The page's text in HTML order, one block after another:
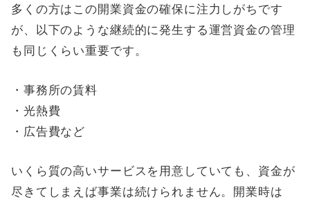
多くの方はこの開業資金の確保に注力しがちです
が、以下のような継続的に発生する運営資金の管理
も同じくらい重要です。
・事務所の賃料
・光熱費
・広告費など
いくら質の高いサービスを用意していても、資金が
尽きてしまえば事業は続けられません。開業時は